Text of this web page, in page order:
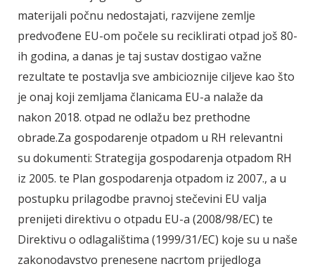
materijali počnu nedostajati, razvijene zemlje
predvođene EU-om počele su reciklirati otpad još 80-
ih godina, a danas je taj sustav dostigao važne
rezultate te postavlja sve ambicioznije ciljeve kao što
je onaj koji zemljama članicama EU-a nalaže da
nakon 2018. otpad ne odlažu bez prethodne
obrade.Za gospodarenje otpadom u RH relevantni
su dokumenti: Strategija gospodarenja otpadom RH
iz 2005. te Plan gospodarenja otpadom iz 2007., a u
postupku prilagodbe pravnoj stečevini EU valja
prenijeti direktivu o otpadu EU-a (2008/98/EC) te
Direktivu o odlagalištima (1999/31/EC) koje su u naše
zakonodavstvo prenesene nacrtom prijedloga